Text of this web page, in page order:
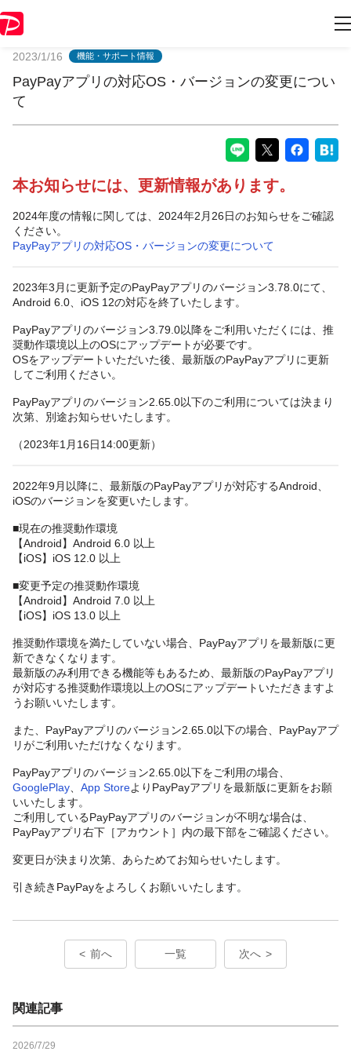
2023/1/16 機能・サポート情報
PayPayアプリの対応OS・バージョンの変更につい
て
本お知らせには、更新情報があります。
2024年度の情報に関しては、2024年2月26日のお知らせをご確認
ください。
PayPayアプリの対応OS・バージョンの変更について
2023年3月に更新予定のPayPayアプリのバージョン3.78.0にて、
Android 6.0、iOS 12の対応を終了いたします。
PayPayアプリのバージョン3.79.0以降をご利用いただくには、推
奨動作環境以上のOSにアップデートが必要です。
OSをアップデートいただいた後、最新版のPayPayアプリに更新
してご利用ください。
PayPayアプリのバージョン2.65.0以下のご利用については決まり
次第、別途お知らせいたします。
（2023年1月16日14:00更新）
2022年9月以降に、最新版のPayPayアプリが対応するAndroid、
iOSのバージョンを変更いたします。
■現在の推奨動作環境
【Android】Android 6.0 以上
【iOS】iOS 12.0 以上
■変更予定の推奨動作環境
【Android】Android 7.0 以上
【iOS】iOS 13.0 以上
推奨動作環境を満たしていない場合、PayPayアプリを最新版に更
新できなくなります。
最新版のみ利用できる機能等もあるため、最新版のPayPayアプリ
が対応する推奨動作環境以上のOSにアップデートいただきますよ
うお願いいたします。
また、PayPayアプリのバージョン2.65.0以下の場合、PayPayアプ
リがご利用いただけなくなります。
PayPayアプリのバージョン2.65.0以下をご利用の場合、
GooglePlay
App StoreよりPayPayアプリを最新版に更新をお願
いいたします。
ご利用しているPayPayアプリのバージョンが不明な場合は、
PayPayアプリ右下［アカウント］内の最下部をご確認ください。
変更日が決まり次第、あらためてお知らせいたします。
引き続きPayPayをよろしくお願いいたします。
前へ 一覧 次へ
関連記事
2026/7/29